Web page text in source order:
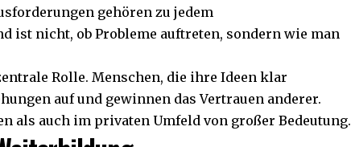
gehören zu jedem
ist nicht, ob Probleme auftreten, sondern wie man
Rolle. Menschen, die ihre Ideen klar
auf und gewinnen das Vertrauen anderer.
als auch im privaten Umfeld von großer Bedeutung.